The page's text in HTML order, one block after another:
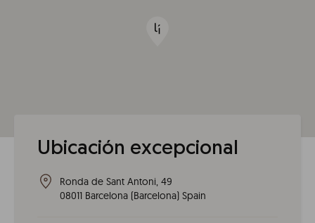
Ubicación excepcional
Ronda de Sant Antoni, 49
08011 Barcelona (Barcelona) Spain